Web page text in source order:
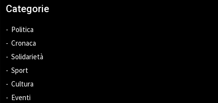
Categorie
Politica
Cronaca
Solidarietà
Sport
Cultura
Eventi